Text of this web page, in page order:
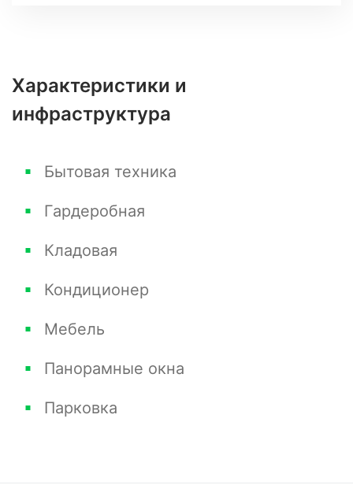
Характеристики и
инфраструктура
Бытовая техника
Гардеробная
Кладовая
Кондиционер
Мебель
Панорамные окна
Парковка